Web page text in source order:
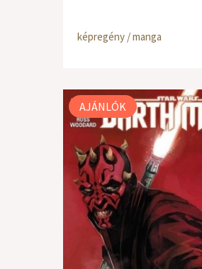
képregény / manga
AJÁNLÓK